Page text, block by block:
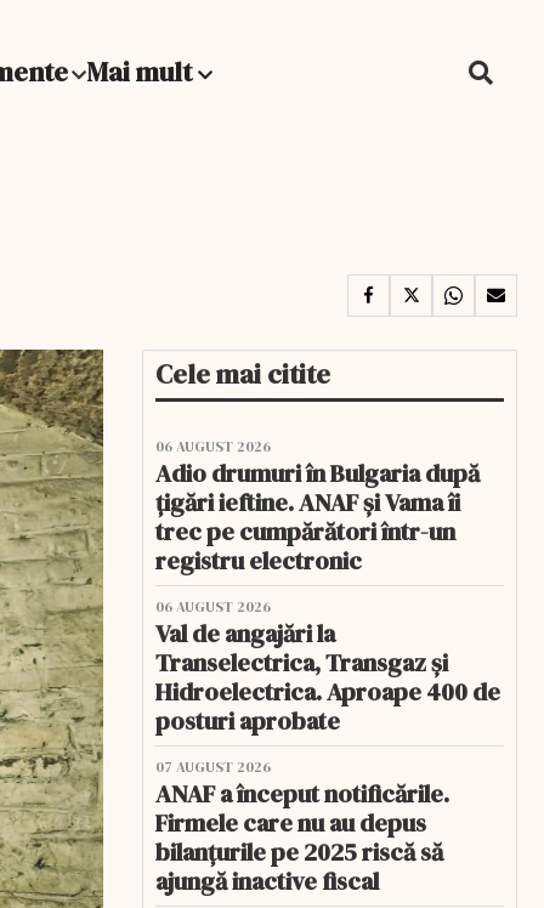
Mai mult
Cele mai citite
06 AUGUST 2026
Adio drumuri în Bulgaria după
țigări ieftine. ANAF și Vama îi
trec pe cumpărători într-un
registru electronic
06 AUGUST 2026
Val de angajări la
Transelectrica, Transgaz și
Hidroelectrica. Aproape 400 de
posturi aprobate
07 AUGUST 2026
ANAF a început notificările.
Firmele care nu au depus
bilanțurile pe 2025 riscă să
ajungă inactive fiscal